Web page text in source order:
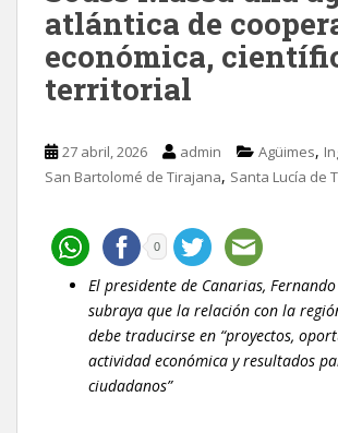
atlántica de
económica,
territorial
27 abril, 2026 admin Agüimes,
San Bartolomé de Tirajana, Santa Lucía de
0
El presidente de Canarias,
subraya que la relación con la
debe traducirse en “proyectos,
actividad económica y resultados
ciudadanos”